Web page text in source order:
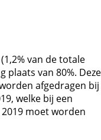
van de totale
plaats van 80%. Deze
afgedragen bij
welke bij een
moet worden